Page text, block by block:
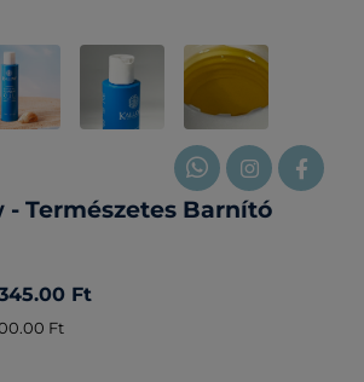
- Természetes Barnító
Ft
Ft